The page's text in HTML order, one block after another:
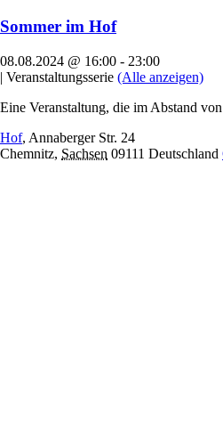
Sommer im Hof
08.08.2024 @ 16:00 - 23:00
| Veranstaltungsserie (Alle anzeigen)
Eine Veranstaltung, die im Abstand
Hof, Annaberger Str. 24
Chemnitz, Sachsen 09111 Deutschland